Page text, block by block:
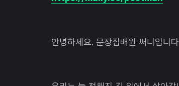
안녕하세요. 문장집배원 써니입니